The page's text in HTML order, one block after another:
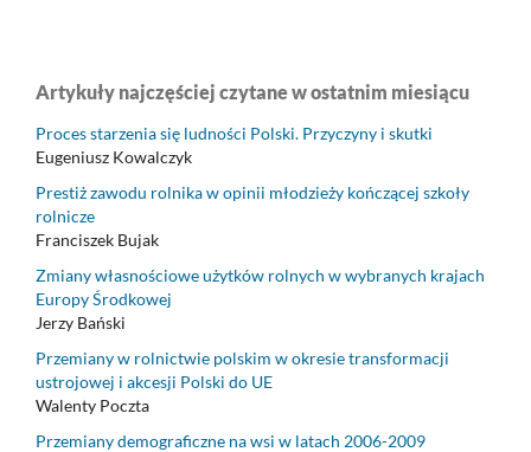
Artykuły najczęściej czytane w ostatnim miesiącu
Proces starzenia się ludności Polski. Przyczyny i skutki
Eugeniusz Kowalczyk
Prestiż zawodu rolnika w opinii młodzieży kończącej szkoły
rolnicze
Franciszek Bujak
Zmiany własnościowe użytków rolnych w wybranych krajach
Europy Środkowej
Jerzy Bański
Przemiany w rolnictwie polskim w okresie transformacji
ustrojowej i akcesji Polski do UE
Walenty Poczta
Przemiany demograficzne na wsi w latach 2006-2009